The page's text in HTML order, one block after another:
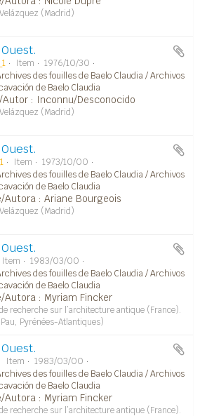
(Madrid)
Item
1976/10/30
des fouilles de Baelo Claudia / Archivos
de Baelo Claudia
: Inconnu/Desconocido
(Madrid)
Item
1973/10/00
des fouilles de Baelo Claudia / Archivos
de Baelo Claudia
Autora : Ariane Bourgeois
(Madrid)
Item
1983/03/00
des fouilles de Baelo Claudia / Archivos
de Baelo Claudia
Autora : Myriam Fincker
recherche sur l’architecture antique (France).
Pyrénées-Atlantiques)
Item
1983/03/00
des fouilles de Baelo Claudia / Archivos
de Baelo Claudia
Autora : Myriam Fincker
recherche sur l’architecture antique (France).